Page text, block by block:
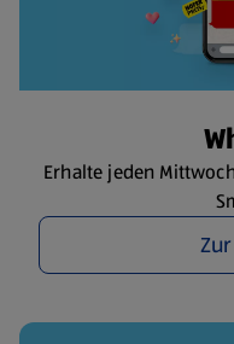
Erhalte jeden